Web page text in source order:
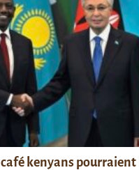
café kenyans